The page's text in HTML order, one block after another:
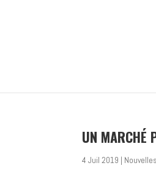
UN MARCHÉ
4 Juil 2019 | Nouvelles